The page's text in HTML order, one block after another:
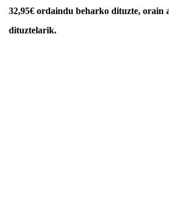
32,95€ ordaindu beharko dituzte, orain
dituztelarik.